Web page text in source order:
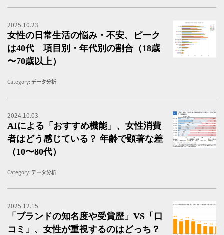
2025.10.23
女性の日常生活の悩み・不安、ピーク
は40代 項目別・年代別の割合（18歳
〜70歳以上）
Category: データ分析
2024.10.03
AIによる「おすすめ機能」、女性消費
者はどう感じている？ 年齢で顕著な差
（10〜80代）
Category: データ分析
2025.12.15
「ブランドの知名度や受賞歴」VS「口
コミ」、女性が重視するのはどっち？